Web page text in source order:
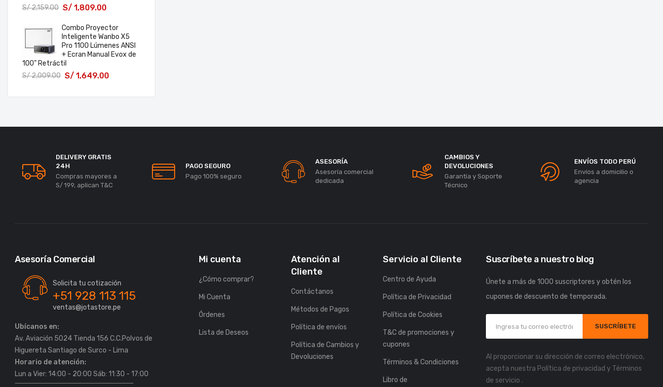
S/2,159.00 S/ 1,809.00
Combo Proyector
Inteligente Wanbo X5
Pro 1100 Lúmenes ANSI
+ Ecran Manual Evox de
100" Retráctil
S/2,009.00 S/ 1,649.00
DELIVERY GRATIS
24H
Compras mayores a
S/ 199, aplican T&C
PAGO SEGURO
Pago 100% seguro
ASESORÍA
Asesoría comercial
dedicada
CAMBIOS Y
DEVOLUCIONES
Garantía y Soporte
Técnico
ENVÍOS TODO PERÚ
Envíos a domicilio o
agencia
Asesoría Comercial
Solicita tu cotización
+51 928 113 115
ventas@jotastore.pe
Ubícanos en:
Av. Aviación 5024 Tienda 156 C.C.Polvos de
Horario de atención:
Lun a Vier: 14:00 - 20:00 Sáb: 11:30 - 17:00
Mi cuenta
¿Cómo comprar?
Mi Cuenta
Órdenes
Lista de Deseos
Atención al
Cliente
Contáctanos
Métodos de Pagos
Política de envíos
Política de Cambios y
Devoluciones
Servicio al Cliente
Centro de Ayuda
Política de Privacidad
Política de Cookies
T&C de promociones y
cupones
Términos & Condiciones
Libro de
Suscríbete a nuestro blog
Únete a más de 1000 suscriptores y obtén los
cupones de descuento de temporada.
SUSCRÍBETE
Al proporcionar su dirección de correo electrónico,
acepta nuestra Política de privacidad y Términos
de servicio .